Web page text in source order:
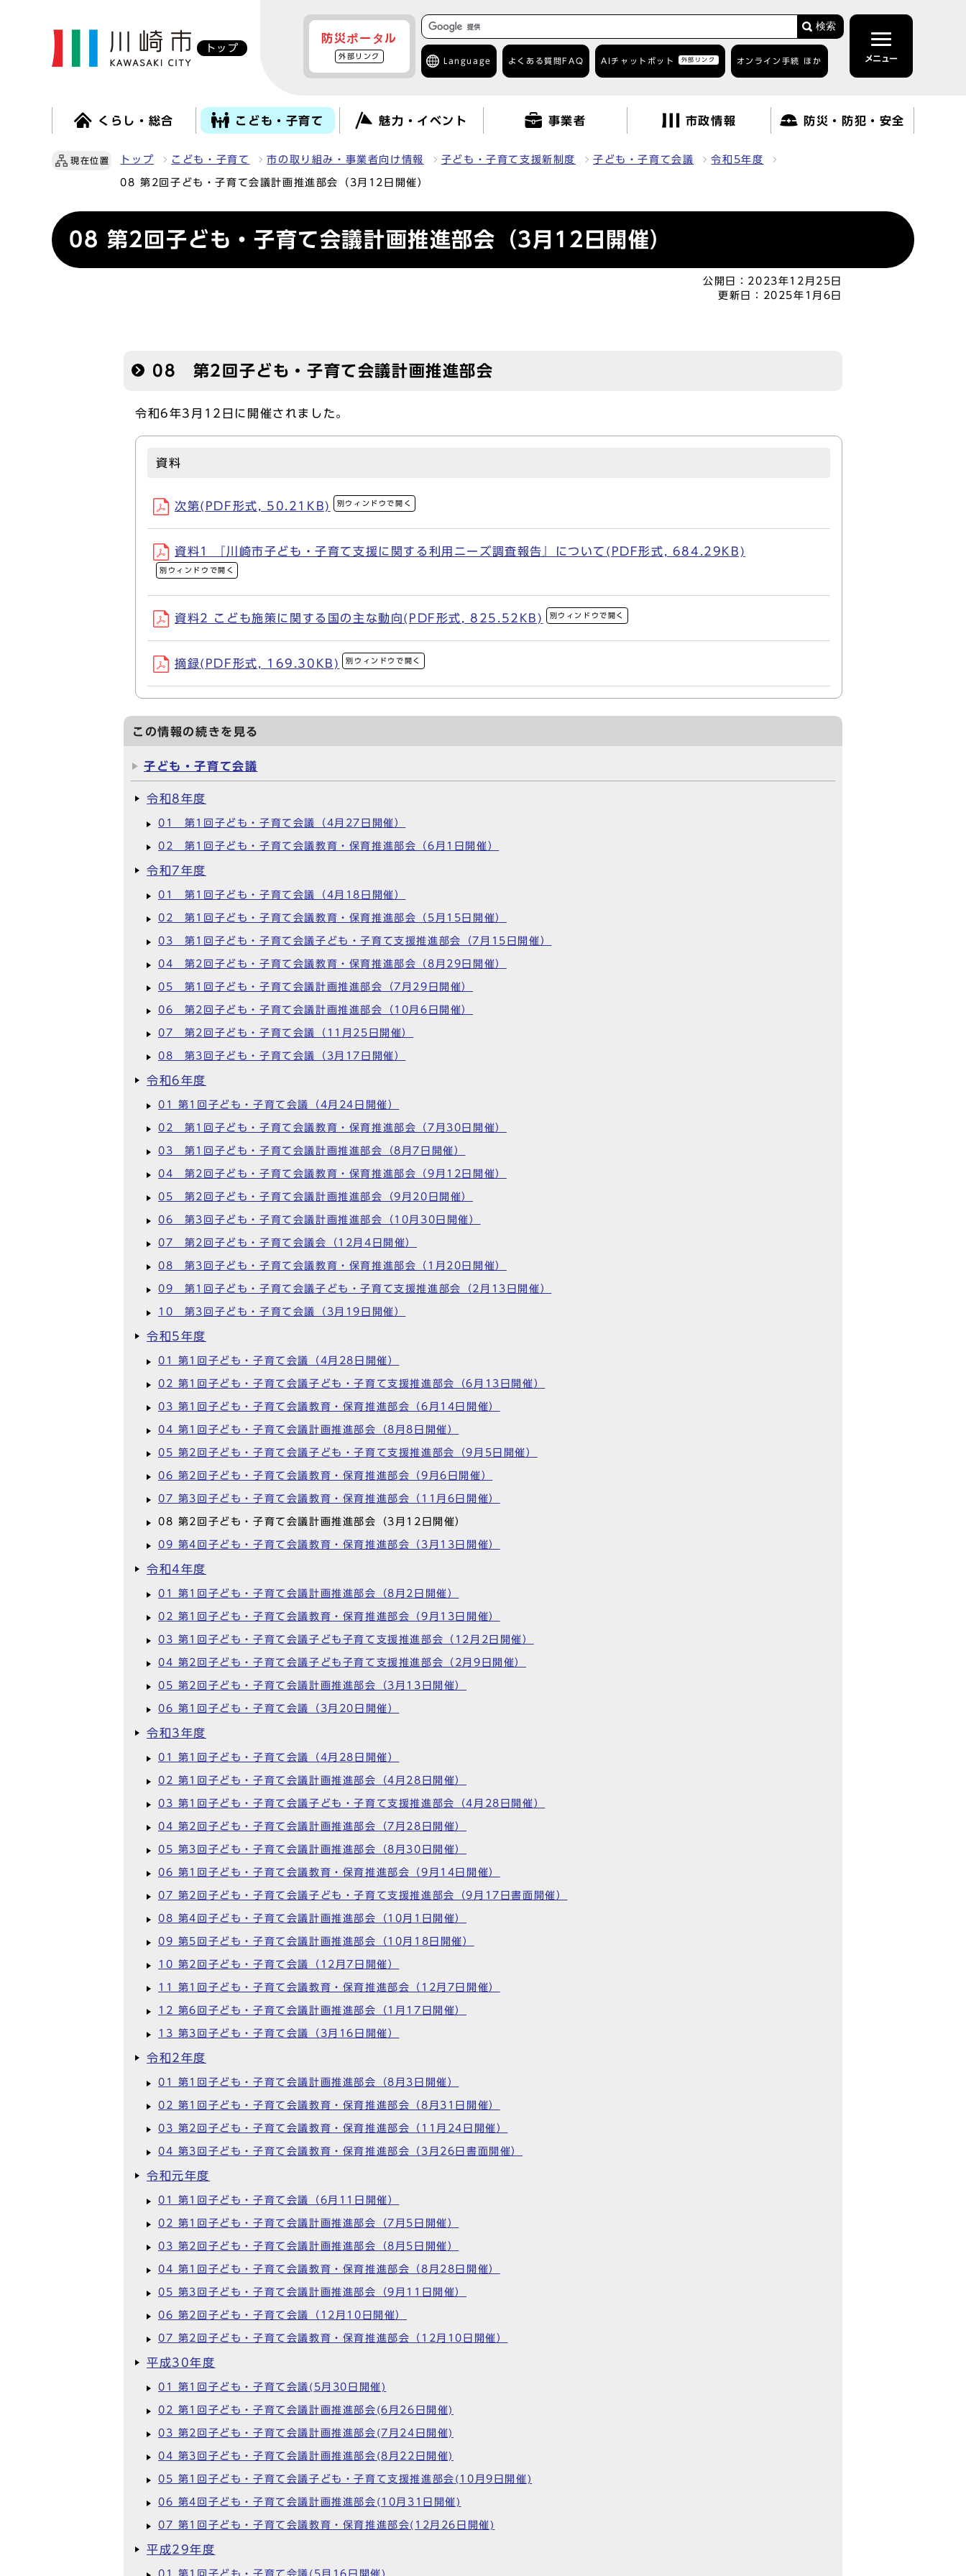
トップ
防災ポータル
外部リンク
検索
Language よくある質問 FAQ AIチャットボット 外部リンク オンライン手続 ほか メニュー
くらし・総合 こども・子育て 魅力・イベント 事業者 市政情報 防災・防犯・安全
現在位置 トップ こども・子育て 市の取り組み・事業者向け情報 子ども・子育て支援新制度 子ども・子育て会議 令和5年度
08 第2回子ども・子育て会議計画推進部会（3月12日開催）
08 第2回子ども・子育て会議計画推進部会（3月12日開催）
公開日： 2023年12月25日
更新日：
2025年1月6日
08 第2回子ども・子育て会議計画推進部会
令和6年3月12日に開催されました。
資料
次第(PDF形式, 50.21KB) 別ウィンドウで開く
資料1 『川崎市子ども・子育て支援に関する利用ニーズ調査報告』について(PDF形式, 684.29KB)
別ウィンドウで開く
資料2 こども施策に関する国の主な動向(PDF形式, 825.52KB) 別ウィンドウで開く
摘録(PDF形式, 169.30KB) 別ウィンドウで開く
この情報の続きを見る
子ども・子育て会議
令和8年度
01 第1回子ども・子育て会議（4月27日開催）
02 第1回子ども・子育て会議教育・保育推進部会（6月1日開催）
令和7年度
01 第1回子ども・子育て会議（4月18日開催）
02 第1回子ども・子育て会議教育・保育推進部会（5月15日開催）
03 第1回子ども・子育て会議子ども・子育て支援推進部会（7月15日開催）
04 第2回子ども・子育て会議教育・保育推進部会（8月29日開催）
05 第1回子ども・子育て会議計画推進部会（7月29日開催）
06 第2回子ども・子育て会議計画推進部会（10月6日開催）
07 第2回子ども・子育て会議（11月25日開催）
08 第3回子ども・子育て会議（3月17日開催）
令和6年度
01 第1回子ども・子育て会議（4月24日開催）
02 第1回子ども・子育て会議教育・保育推進部会（7月30日開催）
03 第1回子ども・子育て会議計画推進部会（8月7日開催）
04 第2回子ども・子育て会議教育・保育推進部会（9月12日開催）
05 第2回子ども・子育て会議計画推進部会（9月20日開催）
06 第3回子ども・子育て会議計画推進部会（10月30日開催）
07 第2回子ども・子育て会議会（12月4日開催）
08 第3回子ども・子育て会議教育・保育推進部会（1月20日開催）
09 第1回子ども・子育て会議子ども・子育て支援推進部会（2月13日開催）
10 第3回子ども・子育て会議（3月19日開催）
令和5年度
01 第1回子ども・子育て会議（4月28日開催）
02 第1回子ども・子育て会議子ども・子育て支援推進部会（6月13日開催）
03 第1回子ども・子育て会議教育・保育推進部会（6月14日開催）
04 第1回子ども・子育て会議計画推進部会（8月8日開催）
05 第2回子ども・子育て会議子ども・子育て支援推進部会（9月5日開催）
06 第2回子ども・子育て会議教育・保育推進部会（9月6日開催）
07 第3回子ども・子育て会議教育・保育推進部会（11月6日開催）
08 第2回子ども・子育て会議計画推進部会（3月12日開催）
09 第4回子ども・子育て会議教育・保育推進部会（3月13日開催）
令和4年度
01 第1回子ども・子育て会議計画推進部会（8月2日開催）
02 第1回子ども・子育て会議教育・保育推進部会（9月13日開催）
03 第1回子ども・子育て会議子ども子育て支援推進部会（12月2日開催）
04 第2回子ども・子育て会議子ども子育て支援推進部会（2月9日開催）
05 第2回子ども・子育て会議計画推進部会（3月13日開催）
06 第1回子ども・子育て会議（3月20日開催）
令和3年度
01 第1回子ども・子育て会議（4月28日開催）
02 第1回子ども・子育て会議計画推進部会（4月28日開催）
03 第1回子ども・子育て会議子ども・子育て支援推進部会（4月28日開催）
04 第2回子ども・子育て会議計画推進部会（7月28日開催）
05 第3回子ども・子育て会議計画推進部会（8月30日開催）
06 第1回子ども・子育て会議教育・保育推進部会（9月14日開催）
07 第2回子ども・子育て会議子ども・子育て支援推進部会（9月17日書面開催）
08 第4回子ども・子育て会議計画推進部会（10月1日開催）
09 第5回子ども・子育て会議計画推進部会（10月18日開催）
10 第2回子ども・子育て会議（12月7日開催）
11 第1回子ども・子育て会議教育・保育推進部会（12月7日開催）
12 第6回子ども・子育て会議計画推進部会（1月17日開催）
13 第3回子ども・子育て会議（3月16日開催）
令和2年度
01 第1回子ども・子育て会議計画推進部会（8月3日開催）
02 第1回子ども・子育て会議教育・保育推進部会（8月31日開催）
03 第2回子ども・子育て会議教育・保育推進部会（11月24日開催）
04 第3回子ども・子育て会議教育・保育推進部会（3月26日書面開催）
令和元年度
01 第1回子ども・子育て会議（6月11日開催）
02 第1回子ども・子育て会議計画推進部会（7月5日開催）
03 第2回子ども・子育て会議計画推進部会（8月5日開催）
04 第1回子ども・子育て会議教育・保育推進部会（8月28日開催）
05 第3回子ども・子育て会議計画推進部会（9月11日開催）
06 第2回子ども・子育て会議（12月10日開催）
07 第2回子ども・子育て会議教育・保育推進部会（12月10日開催）
平成30年度
01 第1回子ども・子育て会議(5月30日開催)
02 第1回子ども・子育て会議計画推進部会(6月26日開催)
03 第2回子ども・子育て会議計画推進部会(7月24日開催)
04 第3回子ども・子育て会議計画推進部会(8月22日開催)
05 第1回子ども・子育て会議子ども・子育て支援推進部会(10月9日開催)
06 第4回子ども・子育て会議計画推進部会(10月31日開催)
07 第1回子ども・子育て会議教育・保育推進部会(12月26日開催)
平成29年度
01 第1回子ども・子育て会議(5月16日開催)